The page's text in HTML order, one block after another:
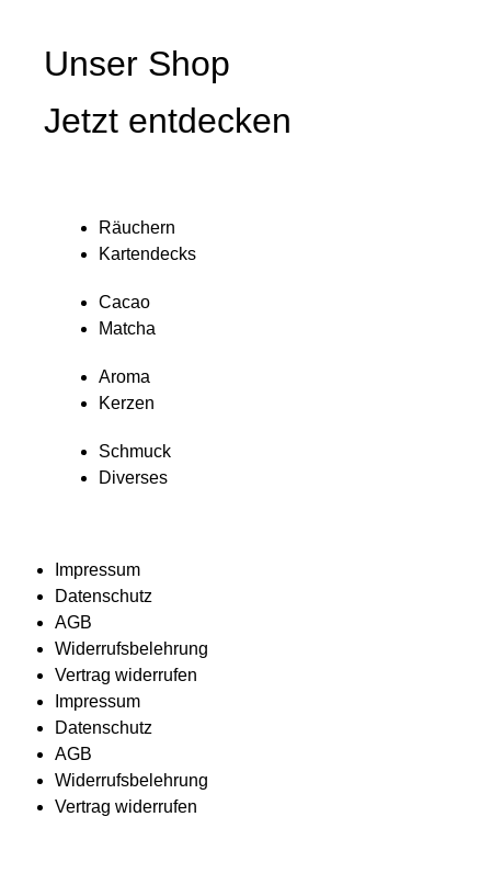
Unser Shop
Jetzt entdecken
Räuchern
Kartendecks
Cacao
Matcha
Aroma
Kerzen
Schmuck
Diverses
Impressum
Datenschutz
AGB
Widerrufsbelehrung
Vertrag widerrufen
Impressum
Datenschutz
AGB
Widerrufsbelehrung
Vertrag widerrufen